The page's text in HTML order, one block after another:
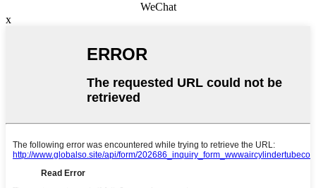
WeChat
x